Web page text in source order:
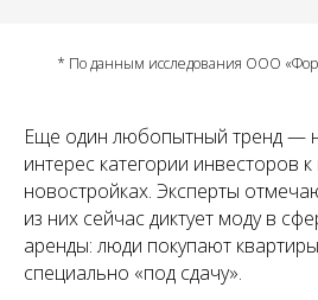
* По данным исследования ООО
Еще один любопытный тренд —
интерес категории инвесторов
новостройках. Эксперты
из них сейчас диктует моду в
аренды: люди покупают
специально «под сдачу».